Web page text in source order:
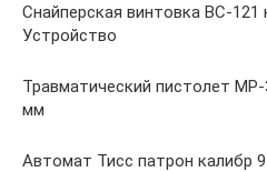
Снайперская винтовка ВС-121
Устройство
Травматический пистолет МР-
мм
Автомат Тисс патрон калибр